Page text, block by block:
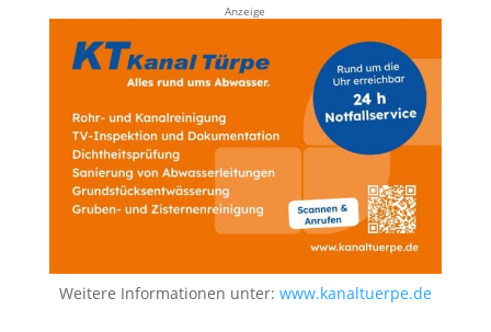
Anzeige
Weitere Informationen unter: www.kanaltuerpe.de